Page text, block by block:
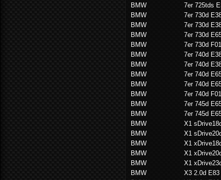
BMW
7er 725tds
BMW
7er 730d
BMW
7er 730d
BMW
7er 730d
BMW
7er 730d F01
BMW
7er 740d
BMW
7er 740d
BMW
7er 740d
BMW
7er 740d
BMW
7er 740d F01
BMW
7er 745d
BMW
7er 745d
BMW
X1
BMW
X1
BMW
X1
BMW
X1
BMW
X1
BMW
X3 2.0d E83